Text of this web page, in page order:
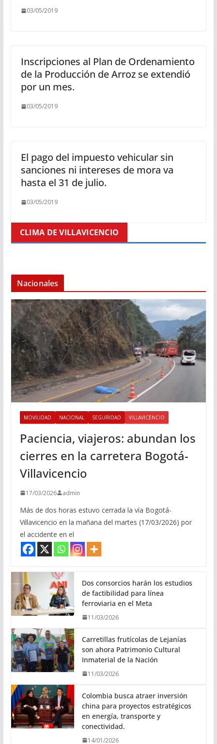
03/05/2019
Inscripciones al Plan de Ordenamiento
de la Producción de Arroz se extendió
por un mes.
03/05/2019
El pago del impuesto vehicular sin
sanciones ni intereses de mora va
hasta el 31 de julio.
03/05/2019
CLIMA DE VILLAVICENCIO
Nacionales
MOVILIDAD NACIONAL SEGURIDAD VILLAVICENCIO
Paciencia, viajeros: abundan los
cierres en la carretera Bogotá-
Villavicencio
17/03/2026 admin
Más de dos horas estuvo cerrada la vía Bogotá-
Villavicencio en la mañana del martes (17/03/2026) por
el accidente en el
Dos consorcios harán los estudios
de factibilidad para línea
ferroviaria en el Meta
11/03/2026
Carretillas frutícolas de Lejanías
son ahora Patrimonio Cultural
Inmaterial de la Nación
11/03/2026
Colombia busca atraer inversión
china para proyectos estratégicos
en energía, transporte y
conectividad.
14/01/2026